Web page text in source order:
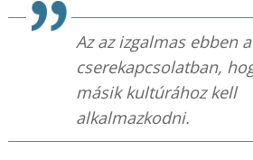
Az az izgalmas ebben a
cserekapcsolatban,
másik kultúrához kell
alkalmazkodni.